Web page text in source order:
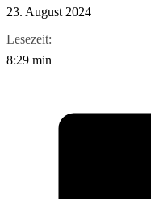
23. August 2024
Lesezeit:
8:29 min